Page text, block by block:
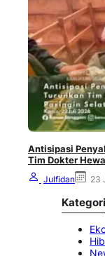
Antisipasi
Tim Dokter
Julfidan 23
Kategori